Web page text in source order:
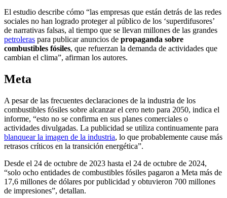
El estudio describe cómo “las empresas que están detrás de las redes
sociales no han logrado proteger al público de los ‘superdifusores’
de narrativas falsas, al tiempo que se llevan millones de las grandes
petroleras para publicar anuncios de propaganda sobre
combustibles fósiles, que refuerzan la demanda de actividades que
cambian el clima”, afirman los autores.
Meta
A pesar de las frecuentes declaraciones de la industria de los
combustibles fósiles sobre alcanzar el cero neto para 2050, indica el
informe, “esto no se confirma en sus planes comerciales o
actividades divulgadas. La publicidad se utiliza continuamente para
blanquear la imagen de la industria, lo que probablemente cause más
retrasos críticos en la transición energética”.
Desde el 24 de octubre de 2023 hasta el 24 de octubre de 2024,
“solo ocho entidades de combustibles fósiles pagaron a Meta más de
17,6 millones de dólares por publicidad y obtuvieron 700 millones
de impresiones”, detallan.